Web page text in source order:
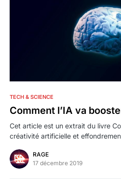
TECH & SCIENCE
Comment l’IA va
Cet article est un extrait du livre
créativité artificielle et
RAGE
17 décembre 2019